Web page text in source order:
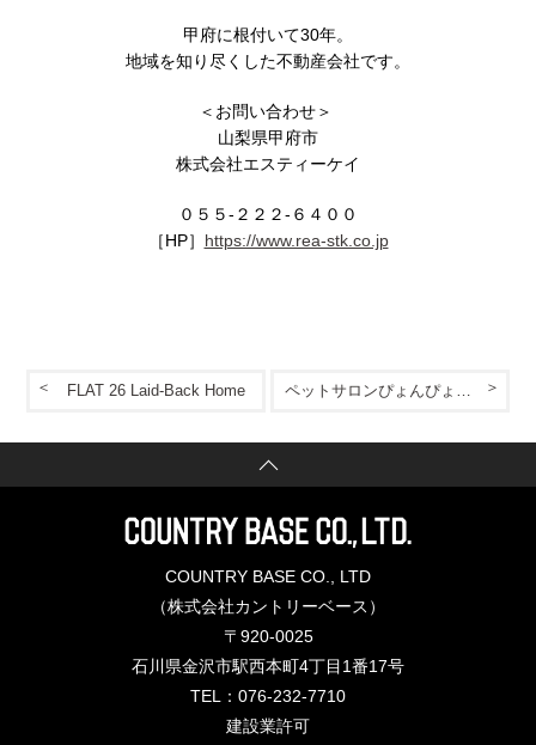
甲府に根付いて30年。
地域を知り尽くした不動産会社です。
＜お問い合わせ＞
山梨県甲府市
株式会社エスティーケイ
０５５-２２２-６４００
［HP］ https://www.rea-stk.co.jp
FLAT 26 Laid-Back Home ペットサロンぴょんぴょん -Pyon Pyon-
COUNTRY BASE CO., LTD
（株式会社カントリーベース）
〒920-0025
石川県金沢市駅西本町4丁目1番17号
TEL：076-232-7710
建設業許可